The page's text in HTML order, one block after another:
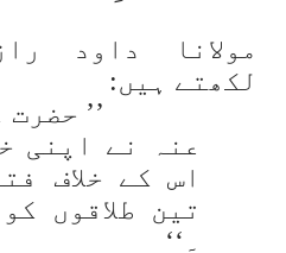
مولانا داود
لکھتے ہیں:
’’
عنہ نے اپنی
اس کے خلاف
تین طلاقوں
۔‘‘